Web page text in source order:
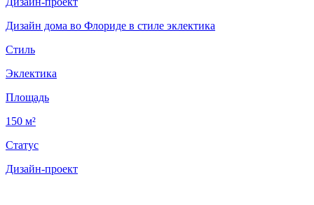
Дизайн дома во Флориде в стиле эклектика
Стиль
Эклектика
Площадь
150 м²
Статус
Дизайн-проект